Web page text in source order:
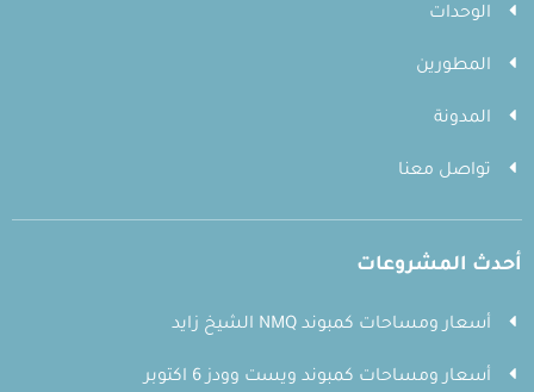
الوحدات
المطورين
المدونة
تواصل معنا
أحدث المشروعات
أسعار ومساحات كمبوند NMQ الشيخ زايد
أسعار ومساحات كمبوند ويست وودز 6 اكتوبر